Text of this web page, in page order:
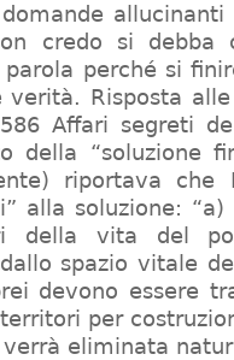
credo si debba
parola perché si
verità. Risposta
Affari segreti
della “soluzione
riportava che
alla soluzione:
vita del
spazio vitale
devono essere
per
eliminata